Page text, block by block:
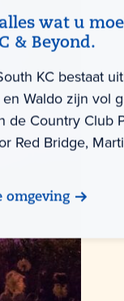
wat u
& Beyond.
KC bestaat
Waldo zijn vol
de Country Club
Red Bridge,
omgeving